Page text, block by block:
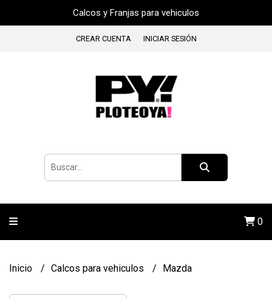
Calcos y Franjas para vehiculos
CREAR CUENTA INICIAR SESIÓN
0
Inicio Calcos para vehiculos Mazda